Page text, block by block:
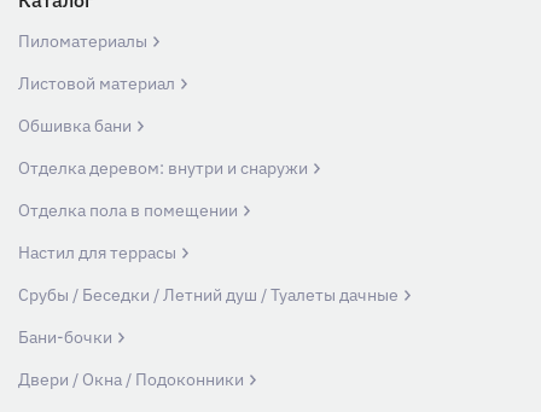
Пиломатериалы
Листовой материал
Обшивка бани
Отделка деревом: внутри и снаружи
Отделка пола в помещении
Настил для террасы
Срубы / Беседки / Летний душ / Туалеты дачные
Бани-бочки
Двери / Окна / Подоконники